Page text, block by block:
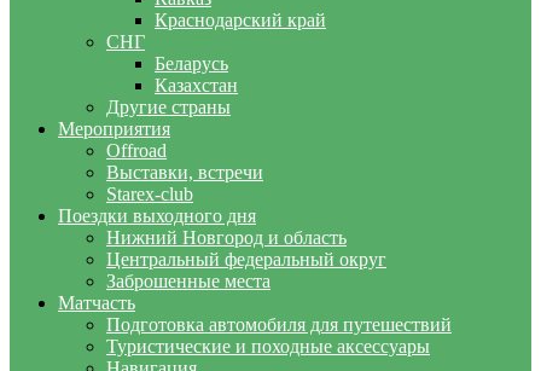
Краснодарский край
СНГ
Беларусь
Казахстан
Другие страны
Мероприятия
Offroad
Выставки, встречи
Starex-club
Поездки выходного дня
Нижний Новгород и область
Центральный федеральный округ
Заброшенные места
Матчасть
Подготовка автомобиля для путешествий
Туристические и походные аксессуары